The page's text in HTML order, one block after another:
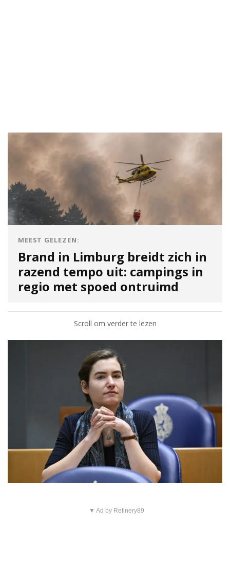
MEEST GELEZEN:
Brand in Limburg breidt zich in
razend tempo uit: campings in
regio met spoed ontruimd
Scroll om verder te lezen
▼ Ad by Refinery89